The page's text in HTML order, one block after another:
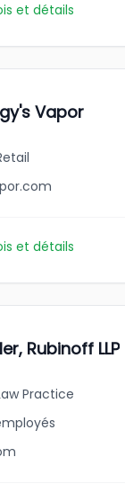
et détails
Vapor
et détails
Rubinoff LLP
Practice